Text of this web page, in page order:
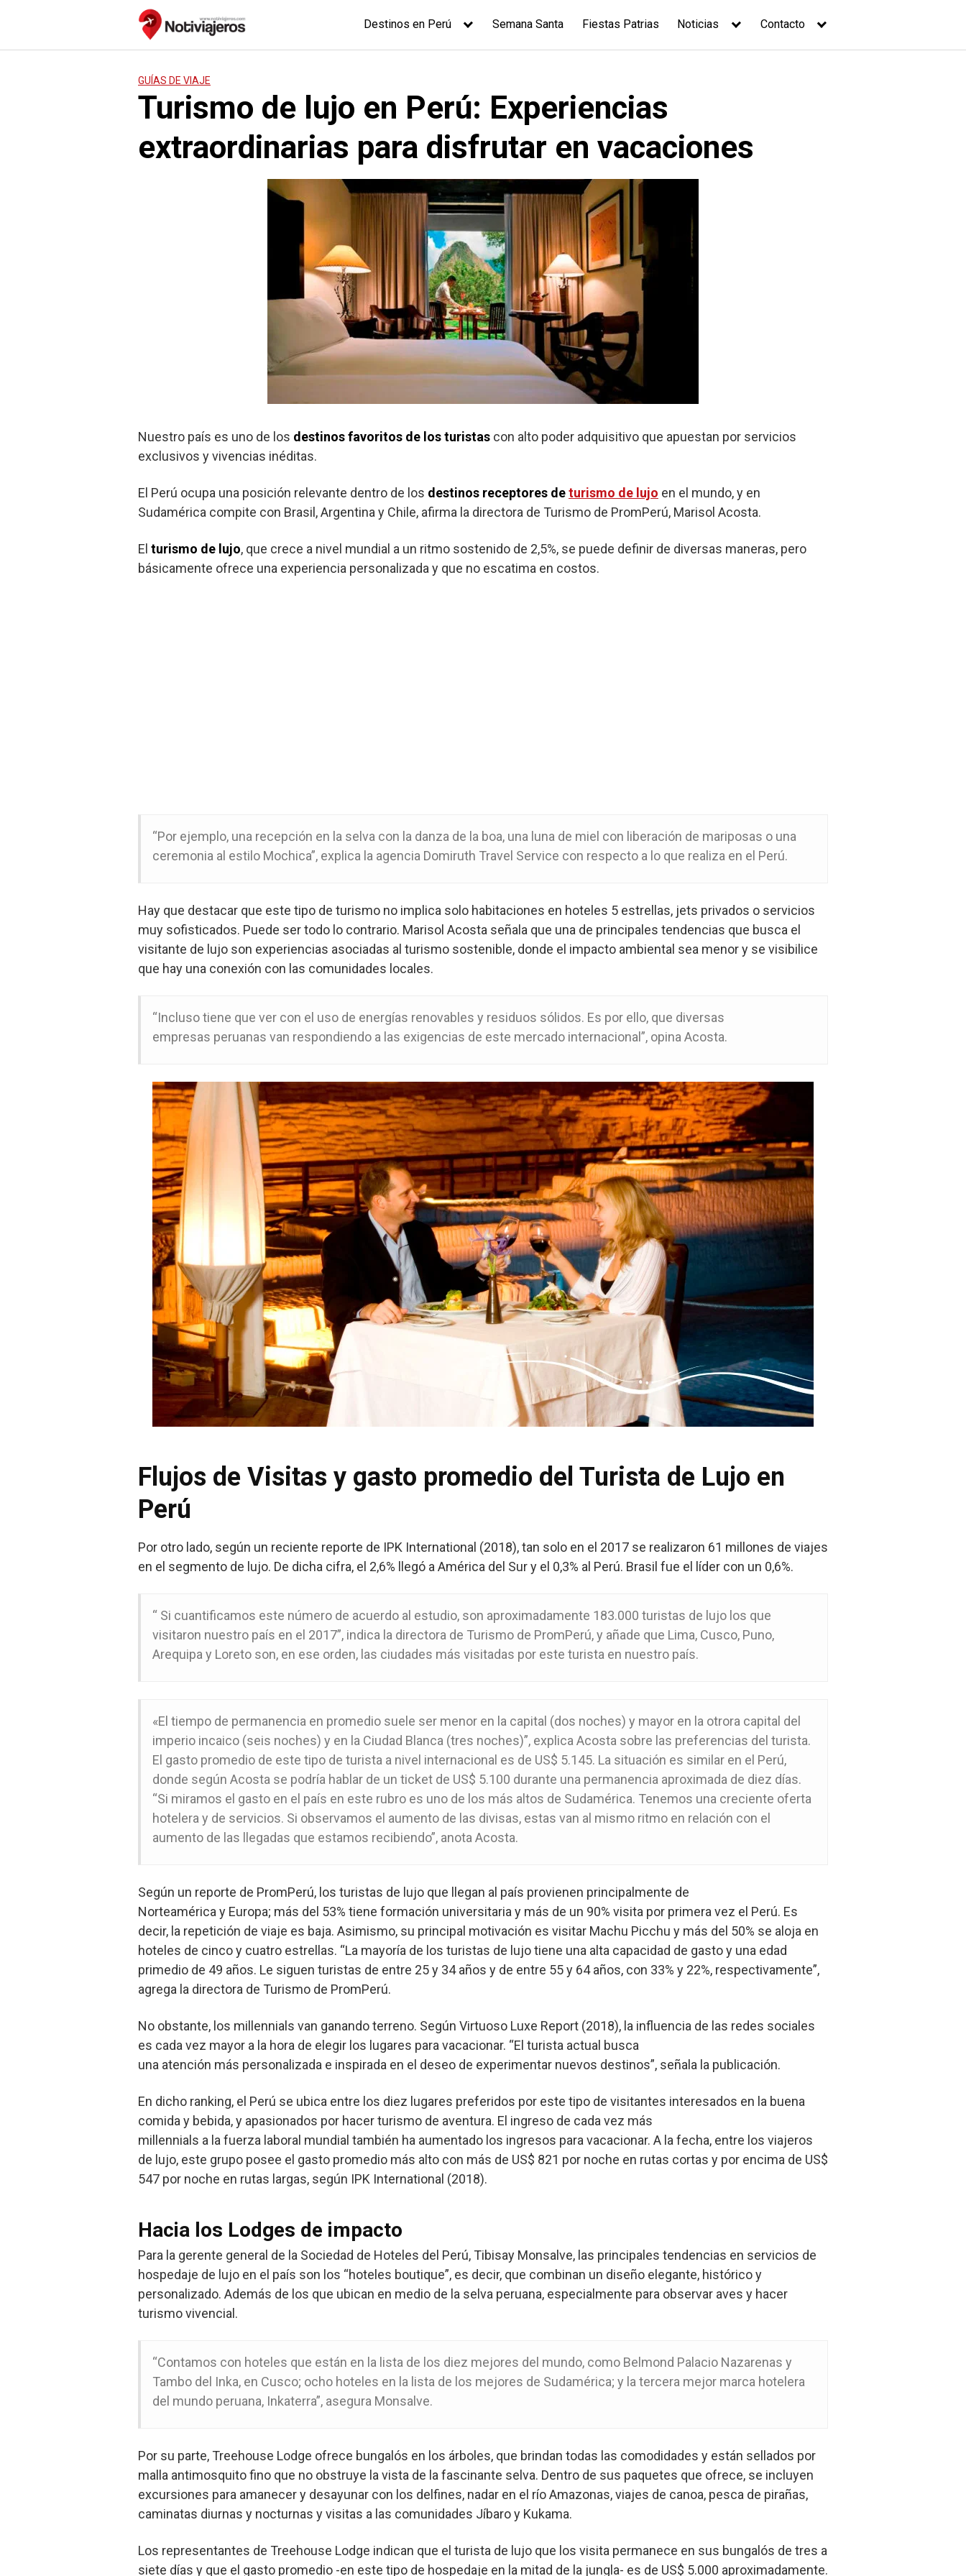
Destinos en Perú Semana Santa Fiestas Patrias Noticias Contacto
GUÍAS DE VIAJE
Turismo de lujo en Perú: Experiencias
extraordinarias para disfrutar en vacaciones
Nuestro país es uno de los destinos favoritos de los turistas con alto poder adquisitivo que apuestan por servicios
exclusivos y vivencias inéditas.
El Perú ocupa una posición relevante dentro de los destinos receptores deturismo de lujo en el mundo, y en
Sudamérica compite con Brasil, Argentina y Chile, afirma la directora de Turismo de PromPerú, Marisol Acosta.
El turismo de lujo, que crece a nivel mundial a un ritmo sostenido de 2,5%, se puede definir de diversas maneras, pero
básicamente ofrece una experiencia personalizada y que no escatima en costos.
“Por ejemplo, una recepción en la selva con la danza de la boa, una luna de miel con liberación de mariposas o una
ceremonia al estilo Mochica”, explica la agencia Domiruth Travel Service con respecto a lo que realiza en el Perú.
Hay que destacar que este tipo de turismo no implica solo habitaciones en hoteles 5 estrellas, jets privados o servicios
muy sofisticados. Puede ser todo lo contrario. Marisol Acosta señala que una de principales tendencias que busca el
visitante de lujo son experiencias asociadas al turismo sostenible, donde el impacto ambiental sea menor y se visibilice
que hay una conexión con las comunidades locales.
“Incluso tiene que ver con el uso de energías renovables y residuos sólidos. Es por ello, que diversas
empresas peruanas van respondiendo a las exigencias de este mercado internacional”, opina Acosta.
Flujos de Visitas y gasto promedio del Turista de Lujo en
Perú
Por otro lado, según un reciente reporte de IPK International (2018), tan solo en el 2017 se realizaron 61 millones de viajes
en el segmento de lujo. De dicha cifra, el 2,6% llegó a América del Sur y el 0,3% al Perú. Brasil fue el líder con un 0,6%.
“ Si cuantificamos este número de acuerdo al estudio, son aproximadamente 183.000 turistas de lujo los que
visitaron nuestro país en el 2017”, indica la directora de Turismo de PromPerú, y añade que Lima, Cusco, Puno,
Arequipa y Loreto son, en ese orden, las ciudades más visitadas por este turista en nuestro país.
«El tiempo de permanencia en promedio suele ser menor en la capital (dos noches) y mayor en la otrora capital del
imperio incaico (seis noches) y en la Ciudad Blanca (tres noches)”, explica Acosta sobre las preferencias del turista.
El gasto promedio de este tipo de turista a nivel internacional es de US$ 5.145. La situación es similar en el Perú,
donde según Acosta se podría hablar de un ticket de US$ 5.100 durante una permanencia aproximada de diez días.
“Si miramos el gasto en el país en este rubro es uno de los más altos de Sudamérica. Tenemos una creciente oferta
hotelera y de servicios. Si observamos el aumento de las divisas, estas van al mismo ritmo en relación con el
aumento de las llegadas que estamos recibiendo”, anota Acosta.
Según un reporte de PromPerú, los turistas de lujo que llegan al país provienen principalmente de
Norteamérica y Europa; más del 53% tiene formación universitaria y más de un 90% visita por primera vez el Perú. Es
decir, la repetición de viaje es baja. Asimismo, su principal motivación es visitar Machu Picchu y más del 50% se aloja en
hoteles de cinco y cuatro estrellas. “La mayoría de los turistas de lujo tiene una alta capacidad de gasto y una edad
primedio de 49 años. Le siguen turistas de entre 25 y 34 años y de entre 55 y 64 años, con 33% y 22%, respectivamente”,
agrega la directora de Turismo de PromPerú.
No obstante, los millennials van ganando terreno. Según Virtuoso Luxe Report (2018), la influencia de las redes sociales
es cada vez mayor a la hora de elegir los lugares para vacacionar. “El turista actual busca
una atención más personalizada e inspirada en el deseo de experimentar nuevos destinos”, señala la publicación.
En dicho ranking, el Perú se ubica entre los diez lugares preferidos por este tipo de visitantes interesados en la buena
comida y bebida, y apasionados por hacer turismo de aventura. El ingreso de cada vez más
millennials a la fuerza laboral mundial también ha aumentado los ingresos para vacacionar. A la fecha, entre los viajeros
de lujo, este grupo posee el gasto promedio más alto con más de US$ 821 por noche en rutas cortas y por encima de US$
547 por noche en rutas largas, según IPK International (2018).
Hacia los Lodges de impacto
Para la gerente general de la Sociedad de Hoteles del Perú, Tibisay Monsalve, las principales tendencias en servicios de
hospedaje de lujo en el país son los “hoteles boutique”, es decir, que combinan un diseño elegante, histórico y
personalizado. Además de los que ubican en medio de la selva peruana, especialmente para observar aves y hacer
turismo vivencial.
“Contamos con hoteles que están en la lista de los diez mejores del mundo, como Belmond Palacio Nazarenas y
Tambo del Inka, en Cusco; ocho hoteles en la lista de los mejores de Sudamérica; y la tercera mejor marca hotelera
del mundo peruana, Inkaterra”, asegura Monsalve.
Por su parte, Treehouse Lodge ofrece bungalós en los árboles, que brindan todas las comodidades y están sellados por
malla antimosquito fino que no obstruye la vista de la fascinante selva. Dentro de sus paquetes que ofrece, se incluyen
excursiones para amanecer y desayunar con los delfines, nadar en el río Amazonas, viajes de canoa, pesca de pirañas,
caminatas diurnas y nocturnas y visitas a las comunidades Jíbaro y Kukama.
Los representantes de Treehouse Lodge indican que el turista de lujo que los visita permanece en sus bungalós de tres a
siete días y que el gasto promedio -en este tipo de hospedaje en la mitad de la jungla- es de US$ 5.000 aproximadamente.